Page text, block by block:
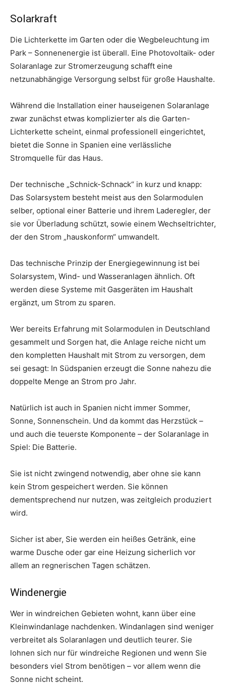
Solarkraft
Die Lichterkette im Garten oder die Wegbeleuchtung im
Park – Sonnenenergie ist überall. Eine Photovoltaik- oder
Solaranlage zur Stromerzeugung schafft eine
netzunabhängige Versorgung selbst für große Haushalte.
Während die Installation einer hauseigenen Solaranlage
zwar zunächst etwas komplizierter als die Garten-
Lichterkette scheint, einmal professionell eingerichtet,
bietet die Sonne in Spanien eine verlässliche
Stromquelle für das Haus.
Der technische „Schnick-Schnack“ in kurz und knapp:
Das Solarsystem besteht meist aus den Solarmodulen
selber, optional einer Batterie und ihrem Laderegler, der
sie vor Überladung schützt, sowie einem Wechseltrichter,
der den Strom „hauskonform“ umwandelt.
Das technische Prinzip der Energiegewinnung ist bei
Solarsystem, Wind- und Wasseranlagen ähnlich. Oft
werden diese Systeme mit Gasgeräten im Haushalt
ergänzt, um Strom zu sparen.
Wer bereits Erfahrung mit Solarmodulen in Deutschland
gesammelt und Sorgen hat, die Anlage reiche nicht um
den kompletten Haushalt mit Strom zu versorgen, dem
sei gesagt: In Südspanien erzeugt die Sonne nahezu die
doppelte Menge an Strom pro Jahr.
Natürlich ist auch in Spanien nicht immer Sommer,
Sonne, Sonnenschein. Und da kommt das Herzstück –
und auch die teuerste Komponente – der Solaranlage in
Spiel: Die Batterie.
Sie ist nicht zwingend notwendig, aber ohne sie kann
kein Strom gespeichert werden. Sie können
dementsprechend nur nutzen, was zeitgleich produziert
wird.
Sicher ist aber, Sie werden ein heißes Getränk, eine
warme Dusche oder gar eine Heizung sicherlich vor
allem an regnerischen Tagen schätzen.
Windenergie
Wer in windreichen Gebieten wohnt, kann über eine
Kleinwindanlage nachdenken. Windanlagen sind weniger
verbreitet als Solaranlagen und deutlich teurer. Sie
lohnen sich nur für windreiche Regionen und wenn Sie
besonders viel Strom benötigen – vor allem wenn die
Sonne nicht scheint.